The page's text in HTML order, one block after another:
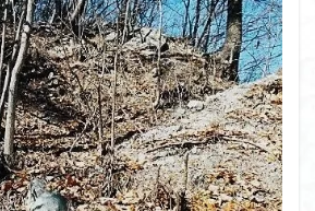
リョウソウ
ギンラン
国山 三峰神社
奥穂高岳
埼玉県 埼玉百名山
埼玉
四尾連湖 四ノ井神社
噴気
周助山 吾妻
名峰
ラマ 古峰が原 古墳
単独